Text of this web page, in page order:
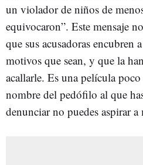
un violador de niños de
equivocaron”. Este mensaje
que sus acusadoras
motivos que sean, y que la
acallarle. Es una película
nombre del pedófilo al que
denunciar no puedes aspirar